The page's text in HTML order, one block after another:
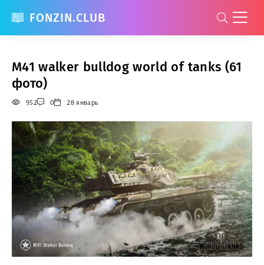
FONZIN.CLUB
M41 walker bulldog world of tanks (61
фото)
952 0 28 январь